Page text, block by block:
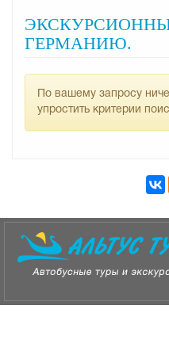
ГЕРМАНИЮ.
По вашему запросу
упростить критерии